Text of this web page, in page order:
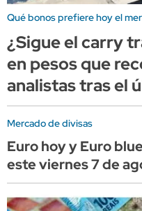
Qué bonos prefiere hoy el
¿Sigue el carry
en pesos que
analistas tras el
Mercado de divisas
Euro hoy y Euro
este viernes 7 de